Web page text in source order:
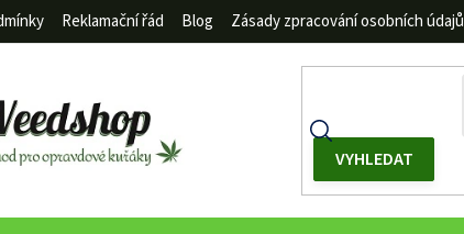
Reklamační řád Blog Zásady zpracování osobních údajů